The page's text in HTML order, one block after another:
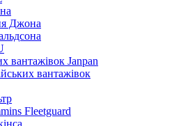
Джона
вантажівок Janpan
вантажівок
Fleetguard